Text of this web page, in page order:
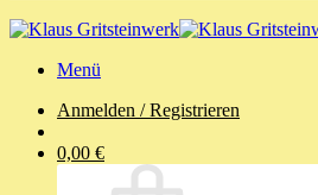
Menü
Anmelden / Registrieren
0,00 €